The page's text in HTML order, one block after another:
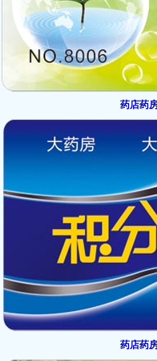
药店药
药店药